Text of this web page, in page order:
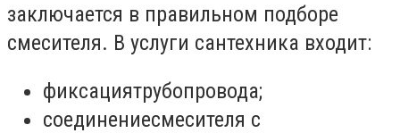
заключается в правильном подборе
смесителя. В услуги сантехника входит:
фиксациятрубопровода;
соединениесмесителя с